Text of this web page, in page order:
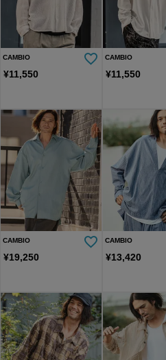
CAMBIO
¥11,550
CAMBIO
¥11,550
CAMBIO
¥19,250
CAMBIO
¥13,420